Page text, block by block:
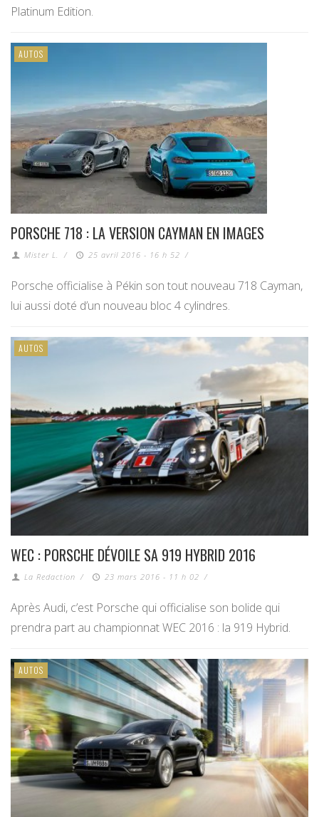
Platinum Edition.
AUTOS
PORSCHE 718 : LA VERSION CAYMAN EN IMAGES
Mister L. / 25 avril 2016 - 16 h 52 /
Porsche officialise à Pékin son tout nouveau 718 Cayman,
lui aussi doté d’un nouveau bloc 4 cylindres.
AUTOS
WEC : PORSCHE DÉVOILE SA 919 HYBRID 2016
La Redaction / 23 mars 2016 - 11 h 02 /
Après Audi, c’est Porsche qui officialise son bolide qui
prendra part au championnat WEC 2016 : la 919 Hybrid.
AUTOS